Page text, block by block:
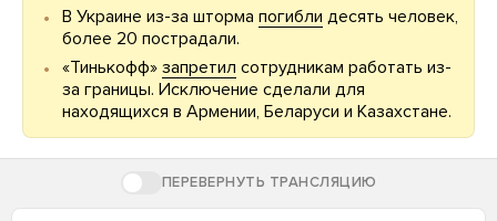
В Украине из-за шторма погибли десять человек,
более 20 пострадали.
«Тинькофф» запретил сотрудникам работать из-
за границы. Исключение сделали для
находящихся в Армении, Беларуси и Казахстане.
ПЕРЕВЕРНУТЬ ТРАНСЛЯЦИЮ